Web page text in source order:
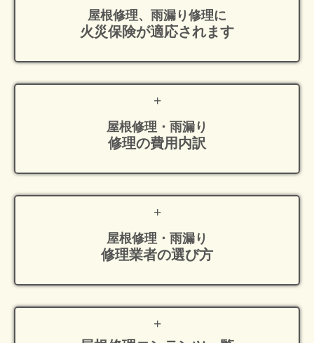
屋根修理、雨漏り修理に
火災保険が適応されます
屋根修理・雨漏り
修理の費用内訳
屋根修理・雨漏り
修理業者の選び方